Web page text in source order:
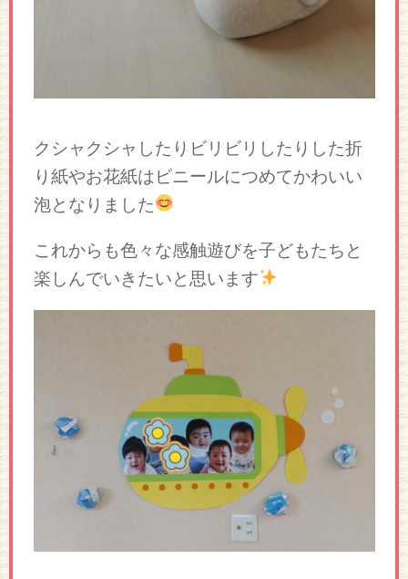
クシャクシャしたりビリビリしたりした折
り紙やお花紙はビニールにつめてかわいい
泡となりました
これからも色々な感触遊びを子どもたちと
楽しんでいきたいと思います